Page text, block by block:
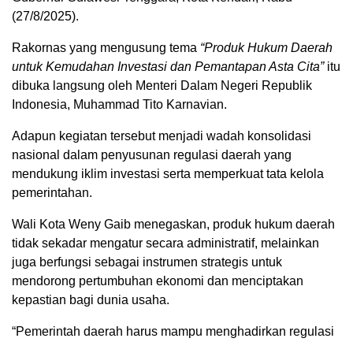
(27/8/2025).
Rakornas yang mengusung tema “Produk Hukum Daerah
untuk Kemudahan Investasi dan Pemantapan Asta Cita”itu
dibuka langsung oleh Menteri Dalam Negeri Republik
Indonesia, Muhammad Tito Karnavian.
Adapun kegiatan tersebut menjadi wadah konsolidasi
nasional dalam penyusunan regulasi daerah yang
mendukung iklim investasi serta memperkuat tata kelola
pemerintahan.
Wali Kota Weny Gaib menegaskan, produk hukum daerah
tidak sekadar mengatur secara administratif, melainkan
juga berfungsi sebagai instrumen strategis untuk
mendorong pertumbuhan ekonomi dan menciptakan
kepastian bagi dunia usaha.
“Pemerintah daerah harus mampu menghadirkan regulasi